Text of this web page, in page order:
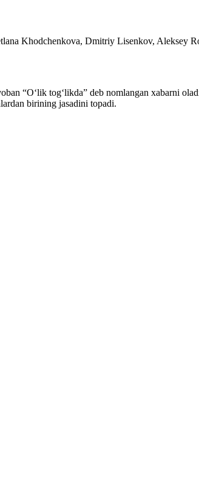
Khodchenkova, Dmitriy Lisenkov, Aleksey
“Oʻlik togʻlikda” deb nomlangan xabarni
birining jasadini topadi.